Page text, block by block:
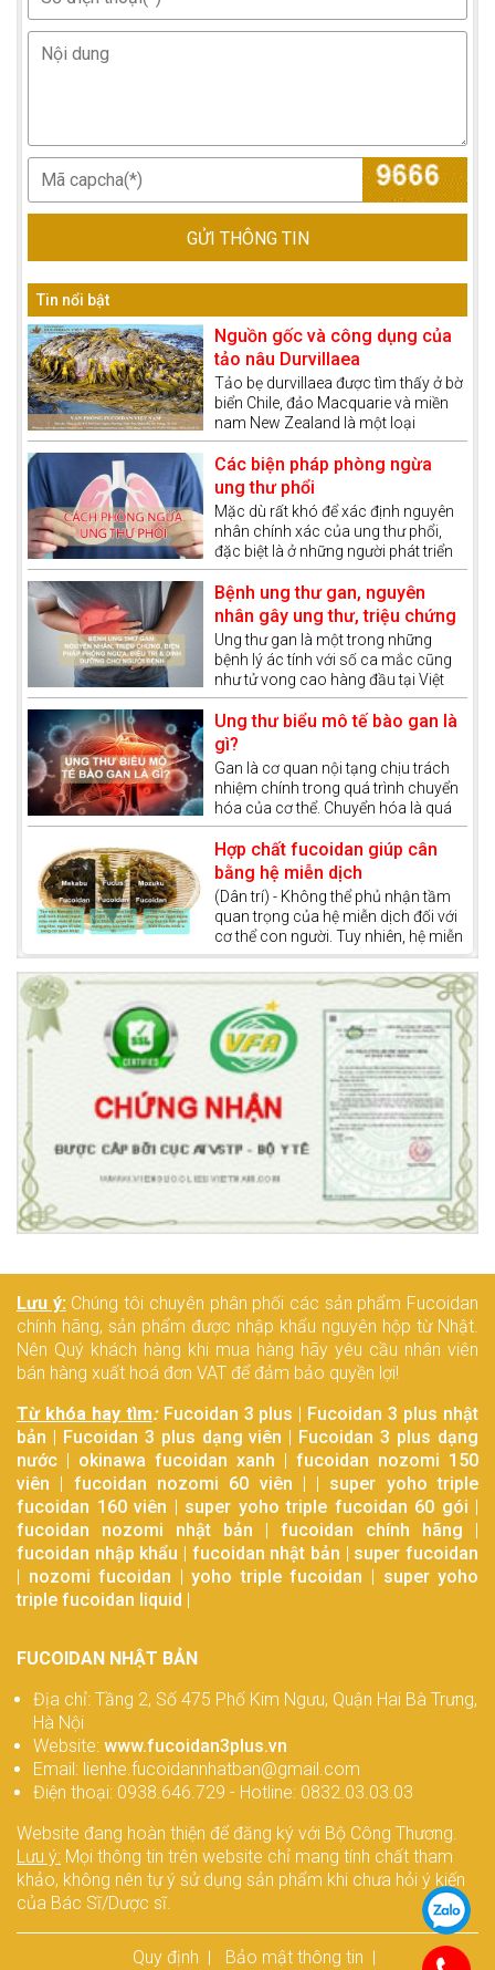
GỬI THÔNG TIN
Tin nổi bật
Nguồn gốc và công dụng của
tảo nâu Durvillaea
Tảo bẹ durvillaea được tìm thấy ở bờ
biển Chile, đảo Macquarie và miền
nam New Zealand là một loại
tảo.được biết đến lần đầu tiên vào
năm 1822. Sau đó đến năm 1892,
nó được đặt tên là Durvillaea Nam
Cực. Cái tên này được đặt để tưởng
nhớ Jules Dumont d'urville
Các biện pháp phòng ngừa
ung thư phổi
Mặc dù rất khó để xác định nguyên
nhân chính xác của ung thư phổi,
đặc biệt là ở những người phát triển
ung thư phổi mà không có bất kỳ
yếu tố nguy cơ nào được biết đến.
Tuy nhiên, có một số yếu tố liên
quan đến lối sống làm tăng nguy cơ
phát triển ung thư phổi và trên cơ sở
đó, chúng ta sẽ có cách phòng
ngừa căn bệnh này.
Bệnh ung thư gan, nguyên
nhân gây ung thư, triệu chứng
và phương pháp điều trị ung
thư gan
Ung thư gan là một trong những
bệnh lý ác tính với số ca mắc cũng
như tử vong cao hàng đầu tại Việt
Nam. Bệnh đang có xu hướng ngày
càng trẻ hóa, đe dọa tính mạng của
hàng triệu người nếu không được
phát hiện sớm và có phác đồ điều trị
phù hợp.
Ung thư biểu mô tế bào gan là
gì?
Gan là cơ quan nội tạng chịu trách
nhiệm chính trong quá trình chuyển
hóa của cơ thể. Chuyển hóa là quá
trình cơ thể chuyển đổi thức ăn, chất
dinh dưỡng thành năng lượng và các
hợp chất cần thiết cho sự sống. Gan
còn được xem như một “nhà máy xử
lý hóa chất” của cơ thể, giúp thải độc
tố và tổng hợp các chất quan trọng
như dịch mật, glycogen và protein
Hợp chất fucoidan giúp cân
bằng hệ miễn dịch
(Dân trí) - Không thể phủ nhận tầm
quan trọng của hệ miễn dịch đối với
cơ thể con người. Tuy nhiên, hệ miễn
dịch còn đóng vai trò quan trọng
trong việc điều trị ung thư và góp
phần tăng khả năng chiến thắng
bệnh.
Lưu ý:Chúng tôi chuyên phân phối các sản phẩm Fucoidan
chính hãng, sản phẩm được nhập khẩu nguyên hộp từ Nhật.
Nên Quý khách hàng khi mua hàng hãy yêu cầu nhân viên
bán hàng xuất hoá đơn VAT để đảm bảo quyền lợi!
Từ khóa hay tìm: Fucoidan 3 plus
Fucoidan 3 plus nhật
bản
Fucoidan 3 plus dạng viên
Fucoidan 3 plus dạng
nước
okinawa fucoidan xanh
fucoidan nozomi 150
viên
fucoidan nozomi 60 viên
super yoho triple
fucoidan 160 viên
super yoho triple fucoidan 60 gói
fucoidan nozomi nhật bản
fucoidan chính hãng
fucoidan nhập khẩu
fucoidan nhật bản
super fucoidan
nozomi fucoidan |yoho triple fucoidan
super yoho
triple fucoidan liquid
FUCOIDAN NHẬT BẢN
Địa chỉ: Tầng 2, Số 475 Phố Kim Ngưu, Quận Hai Bà Trưng,
Hà Nội
Website: www.fucoidan3plus.vn
Email: lienhe.fucoidannhatban@gmail.com
Điện thoại: 0938.646.729 - Hotline: 0832.03.03.03
Website đang hoàn thiện để đăng ký với Bộ Công Thương.
Lưu ý: Mọi thông tin trên website chỉ mang tính chất tham
khảo, không nên tự ý sử dụng sản phẩm khi chưa hỏi ý kiến
của Bác Sĩ/Dược sĩ.
Quy định Bảo mật thông tin